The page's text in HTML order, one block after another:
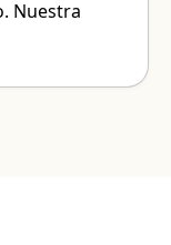
Nuestra